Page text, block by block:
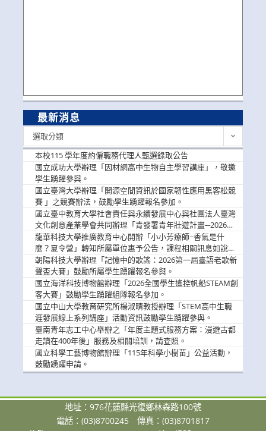
最新消息
選取分類
本校115 學年度約僱職務代理人甄選錄取公告
國立成功大學辦理「因材網高中生物自主學習講座」，敬邀
學生踴躍參與。
國立臺灣大學辦理「開源空間資訊於國家韌性應用黑客松競
賽 」之競賽辦法，鼓勵學生踴躍報名參加。
國立臺中教育大學社會責任與永續發展中心與社團法人臺灣
文化創意產業學會共同辦理「青發署青年壯遊計畫─2026臺
中舊城都市建築文化體驗」活動，敬邀學生踴躍報名參加，
公告周知。
龍華科技大學推廣教育中心開辦「小小芳療師~香氣是什
麼？夏令營」轉知所屬單位惠予公告，課程相關訊息如說
明。
朝陽科技大學辦理「記憶中的歌謠：2026第一屆臺語老歌新
聲盃大賽」鼓勵所屬學生踴躍報名參與。
國立海洋科技博物館辦理「2026全國學生遙控帆船STEAM創
客大賽」鼓勵學生踴躍組隊報名參加。
國立中山大學教育研究所楊淑晴教授辦理「STEM高中生職
涯發展線上系列講座」活動資訊鼓勵學生踴躍參與。
臺南青年志工中心舉辦之「年度主題式服務方案：漫遊古都
走讀在400年後」服務及相關培訓，請查照。
國立科學工藝博物館辦理「115年科學小樹苗」公益活動，
鼓勵踴躍申請。
地址：976花蓮縣光復鄉林森路100號
電話：(03)8700245
傳真：(03)8701817